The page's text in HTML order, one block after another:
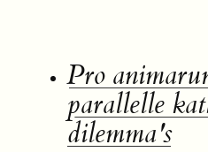
Pro
parallelle
dilemma's